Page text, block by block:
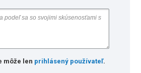
môže len prihlásený používateľ.